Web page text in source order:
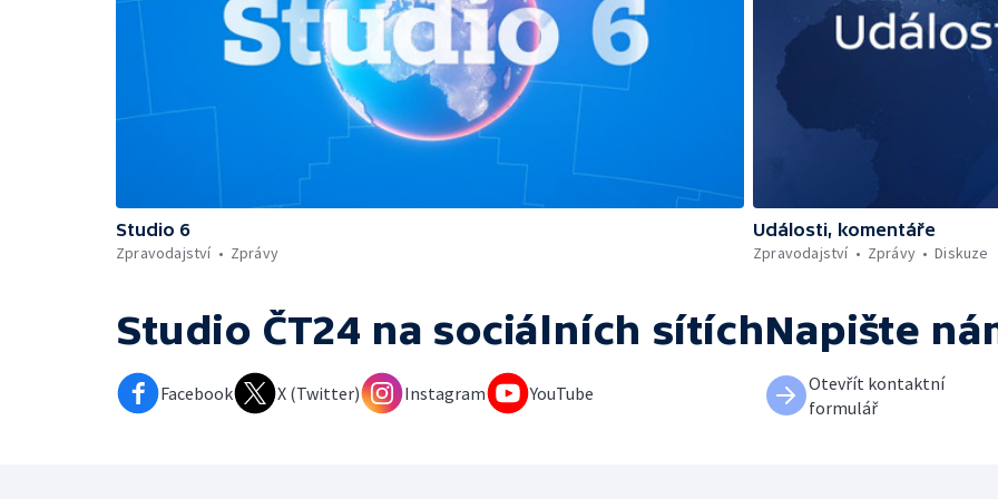
Studio 6
Zpravodajství
Zprávy
Události, komentáře
Zpravodajství
Zprávy Diskuze
Studio ČT24 na sociálních sítích
Facebook X (Twitter) Instagram YouTube
Napište
Otevřít kontaktní
formulář